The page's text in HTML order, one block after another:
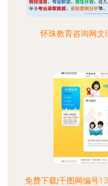
怀珠教育咨询网文
免费下载|千图网编号